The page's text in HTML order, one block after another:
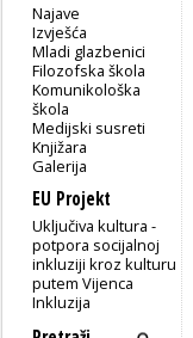
Najave
Izvješća
Mladi glazbenici
Filozofska škola
Komunikološka
škola
Medijski susreti
Knjižara
Galerija
EU Projekt
Uključiva kultura -
potpora socijalnoj
inkluziji kroz kulturu
putem Vijenca
Inkluzija